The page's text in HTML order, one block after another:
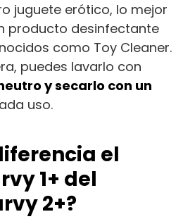
juguete erótico, lo mejor
producto desinfectante
como Toy Cleaner.
puedes lavarlo con
y secarlo con un
uso.
el
1+ del
2+?